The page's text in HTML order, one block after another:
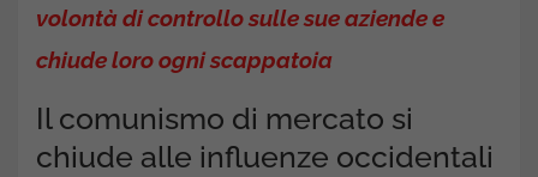
volontà di controllo sulle sue aziende e
chiude loro ogni scappatoia
Il comunismo di mercato si
chiude alle influenze occidentali